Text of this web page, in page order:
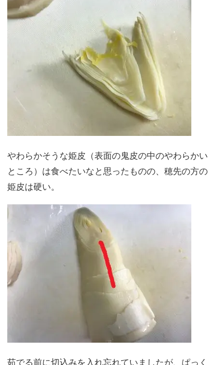
やわらかそうな姫皮（表面の鬼皮の中のやわらかい
ところ）は食べたいなと思ったものの、穂先の方の
姫皮は硬い。
茹でる前に切込みを入れ忘れていましたが、ぱっく